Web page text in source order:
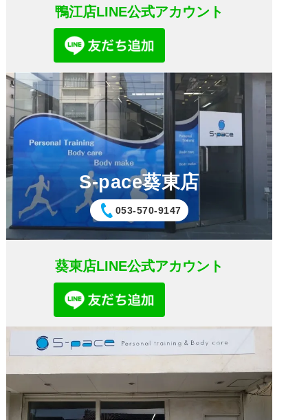
鴨江店LINE公式アカウント
S-pace葵東店
053-570-9147
葵東店LINE公式アカウント